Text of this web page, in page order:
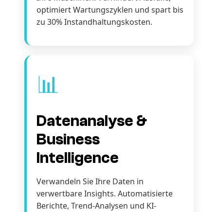
optimiert Wartungszyklen und spart bis
zu 30% Instandhaltungskosten.
📊
Datenanalyse &
Business
Intelligence
Verwandeln Sie Ihre Daten in
verwertbare Insights. Automatisierte
Berichte, Trend-Analysen und KI-